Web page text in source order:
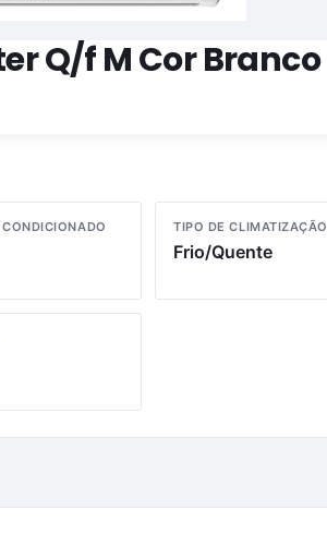
Q/f M Cor Branco
TIPO DE CLIMATIZAÇÃO
Frio/Quente